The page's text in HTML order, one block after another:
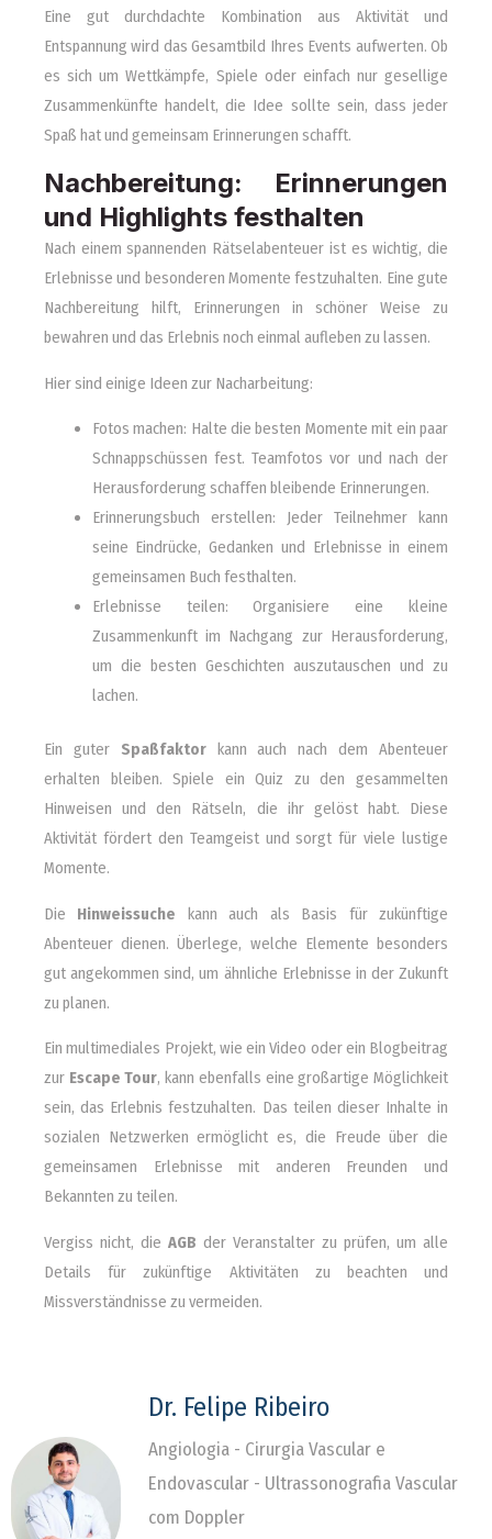
Eine gut durchdachte Kombination aus Aktivität und
Entspannung wird das Gesamtbild Ihres Events aufwerten. Ob
es sich um Wettkämpfe, Spiele oder einfach nur gesellige
Zusammenkünfte handelt, die Idee sollte sein, dass jeder
Spaß hat und gemeinsam Erinnerungen schafft.
Nachbereitung: Erinnerungen
und Highlights festhalten
Nach einem spannenden Rätselabenteuer ist es wichtig, die
Erlebnisse und besonderen Momente festzuhalten. Eine gute
Nachbereitung hilft, Erinnerungen in schöner Weise zu
bewahren und das Erlebnis noch einmal aufleben zu lassen.
Hier sind einige Ideen zur Nacharbeitung:
Fotos machen: Halte die besten Momente mit ein paar
Schnappschüssen fest. Teamfotos vor und nach der
Herausforderung schaffen bleibende Erinnerungen.
Erinnerungsbuch erstellen: Jeder Teilnehmer kann
seine Eindrücke, Gedanken und Erlebnisse in einem
gemeinsamen Buch festhalten.
Erlebnisse teilen: Organisiere eine kleine
Zusammenkunft im Nachgang zur Herausforderung,
um die besten Geschichten auszutauschen und zu
lachen.
Ein guter Spaßfaktorkann auch nach dem Abenteuer
erhalten bleiben. Spiele ein Quiz zu den gesammelten
Hinweisen und den Rätseln, die ihr gelöst habt. Diese
Aktivität fördert den Teamgeist und sorgt für viele lustige
Momente.
Die Hinweissuche kann auch als Basis für zukünftige
Abenteuer dienen. Überlege, welche Elemente besonders
gut angekommen sind, um ähnliche Erlebnisse in der Zukunft
zu planen.
Ein multimediales Projekt, wie ein Video oder ein Blogbeitrag
zur Escape Tour, kann ebenfalls eine großartige Möglichkeit
sein, das Erlebnis festzuhalten. Das teilen dieser Inhalte in
sozialen Netzwerken ermöglicht es, die Freude über die
gemeinsamen Erlebnisse mit anderen Freunden und
Bekannten zu teilen.
Vergiss nicht, die AGB der Veranstalter zu prüfen, um alle
Details für zukünftige Aktivitäten zu beachten und
Missverständnisse zu vermeiden.
Dr. Felipe Ribeiro
Angiologia - Cirurgia Vascular e
Endovascular - Ultrassonografia Vascular
com Doppler